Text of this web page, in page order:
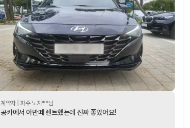
계약자 | 파주 노지 **님
공카에서 아반떼 렌트했는데 진짜 좋았어요!